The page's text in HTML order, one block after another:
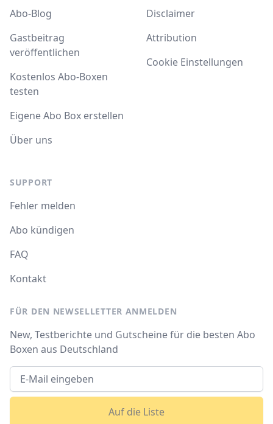
Abo-Blog
Gastbeitrag
veröffentlichen
Kostenlos Abo-Boxen
testen
Eigene Abo Box erstellen
Über uns
SUPPORT
Fehler melden
Abo kündigen
FAQ
Kontakt
Disclaimer
Attribution
Cookie Einstellungen
FÜR DEN NEWSELLETTER ANMELDEN
New, Testberichte und Gutscheine für die besten Abo
Boxen aus Deutschland
Auf die Liste